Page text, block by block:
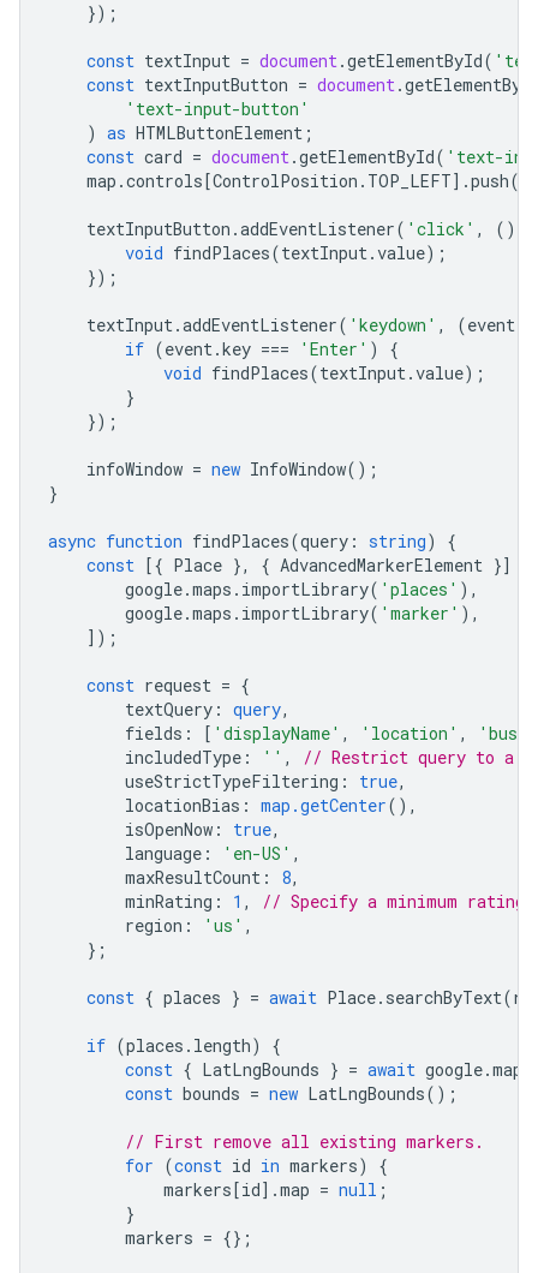
});
const textInput = document.getElementById(
const textInputButton = document.
'text-input-button'
) as HTMLButtonElement ;
const card = document.getElementById( 'text-
map .controls[ControlPosition . TOP_LEFT].push(
textInputButton .addEventListener( 'click' , ()
void findPlaces(textInput.value);
});
textInput.addEventListener( 'keydown' , (event
if (event.key === 'Enter' )
{
void findPlaces(textInput.value);
}
});
infoWindow = new InfoWindow();
}
async function findPlaces(query : string)
{
const [{ Place }, { AdvancedMarkerElement }]
google.maps . importLibrary( 'places' ),
google.maps . importLibrary( 'marker' ),
]);
const request = {
textQuery : query,
fields : [ 'displayName' , 'location' ,
includedType : '' ,
// Restrict query to a
useStrictTypeFiltering : true,
locationBias : map.getCenter(),
isOpenNow : true,
language : 'en-US' ,
maxResultCount : 8,
minRating : 1 ,
// Specify a minimum rating.
region : 'us' ,
};
const { places } = await Place. searchByText(
if (places . length)
{
const { LatLngBounds } = await google.maps
const bounds = new LatLngBounds();
// First remove all existing markers.
for (const id in markers)
{
markers[id].map = null ;
}
markers = {};